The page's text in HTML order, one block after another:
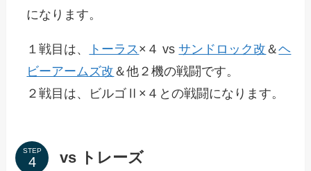
になります。
１戦目は、 トーラス ×４ vsサンドロック改 ＆ヘ
ビーアームズ改 ＆他２機の戦闘です。
２戦目は、ビルゴⅡ×４との戦闘になります。
STEP vs トレーズ